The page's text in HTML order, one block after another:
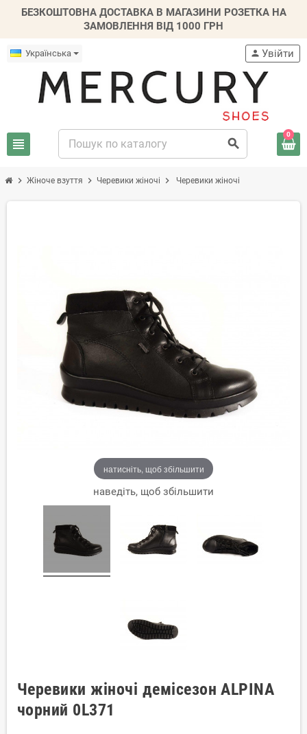
БЕЗКОШТОВНА ДОСТАВКА В МАГАЗИНИ РОЗЕТКА НА
ЗАМОВЛЕННЯ ВІД 1000 ГРН
Українська
view_headline search
person Увійти
0
chevron_right Жіноче взуття chevron_right Черевики жіночі chevron_right Черевики жіночі
натисніть, щоб збільшити
наведіть, щоб збільшити
Черевики жіночі демісезон ALPINA
чорний 0L371